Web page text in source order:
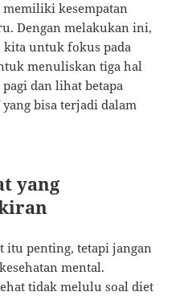
kesempatan
Dengan melakukan ini,
untuk fokus pada
menuliskan tiga hal
dan lihat betapa
bisa terjadi dalam
yang
itu penting, tetapi jangan
mental.
tidak melulu soal diet